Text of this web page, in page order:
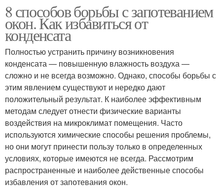
8 способов борьбы с запотеванием
окон. Как избавиться от
конденсата
Полностью устранить причину возникновения
конденсата — повышенную влажность воздуха —
сложно и не всегда возможно. Однако, способы борьбы с
этим явлением существуют и нередко дают
положительный результат. К наиболее эффективным
методам следует отнести физические варианты
воздействия на микроклимат помещения. Часто
используются химические способы решения проблемы,
но они могут принести пользу только в определенных
условиях, которые имеются не всегда. Рассмотрим
распространенные и наиболее действенные способы
избавления от запотевания окон.